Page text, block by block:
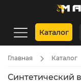
Каталог
Главная Каталог
Синтетический